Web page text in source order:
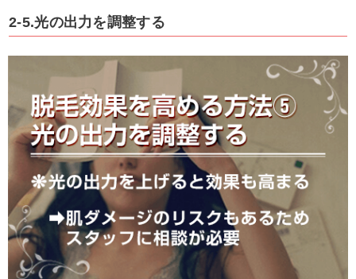
2-5.光の出力を調整する